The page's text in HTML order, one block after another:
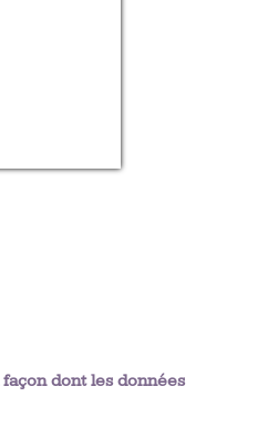
dont les données